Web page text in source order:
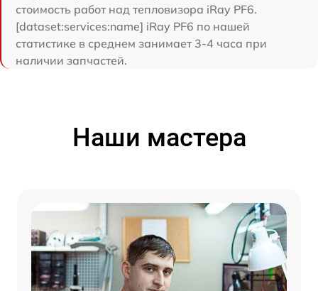
стоимость работ над тепловизора iRay PF6.
[dataset:services:name] iRay PF6 по нашей
статистике в среднем занимает 3-4 часа при
наличии запчастей.
Наши мастера